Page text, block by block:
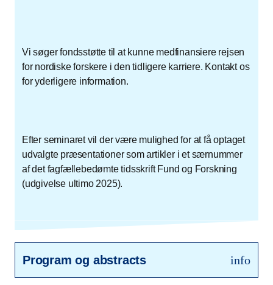
Vi søger fondsstøtte til at kunne medfinansiere rejsen
for nordiske forskere i den tidligere karriere. Kontakt os
for yderligere information.
Efter seminaret vil der være mulighed for at få optaget
udvalgte præsentationer som artikler i et særnummer
af det fagfællebedømte tidsskrift Fund og Forskning
(udgivelse ultimo 2025).
info
Program og abstracts